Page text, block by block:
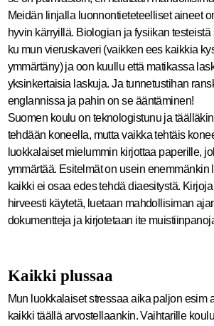
Meidän linjalla luonnontieteteelliset aineet
hyvin kärryillä. Biologian ja fysiikan
ku mun vieruskaveri (vaikken ees kaikkia
ymmärtäny) ja oon kuullu että matikassa
yksinkertaisia laskuja. Ja tunnetustihan
englannissa ja pahin on se ääntäminen!
Suomen koulu on teknologistunu ja
tehdään koneella, mutta vaikka tehtäis
luokkalaiset mielummin kirjottaa paperille,
ymmärtää. Esitelmät on usein enemmänkin
kaikki ei osaa edes tehdä diaesitystä.
hirveesti käytetä, luetaan mahdollisiman
dokumentteja ja kirjotetaan ite
Kaikki plussaa
Mun luokkalaiset stressaa aika paljon esim
kaikki täällä arvostellaankin. Vaihtarille